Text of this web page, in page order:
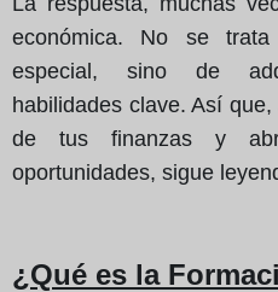
económica. No se
especial, sino de
habilidades clave. Así
de tus finanzas y
oportunidades, sigue
¿Qué es la